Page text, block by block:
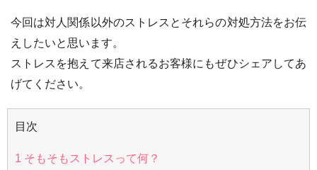
今回は対人関係以外のストレスとそれらの対処方法をお伝
えしたいと思います。
ストレスを抱えて来店されるお客様にもぜひシェアしてあ
げてください。
目次
1 そもそもストレスって何？